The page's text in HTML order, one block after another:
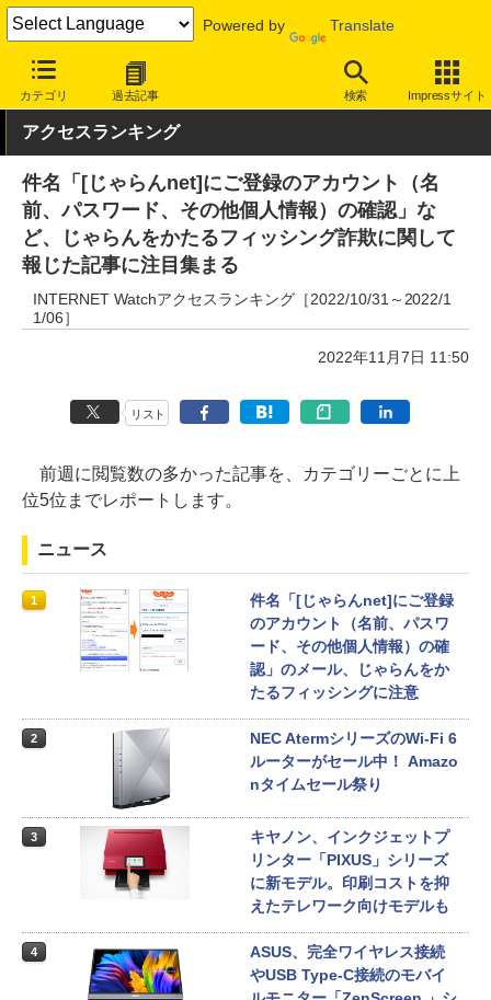
Powered by Translate
カテゴリ 過去記事 検索 Impressサイト
INTERNET Watch トピック その他
アクセスランキング
件名「[じゃらんnet]にご登録のアカウント（名
前、パスワード、その他個人情報）の確認」な
ど、じゃらんをかたるフィッシング詐欺に関して
報じた記事に注目集まる
INTERNET Watchアクセスランキング［2022/10/31～2022/1
1/06］
2022年11月7日 11:50
リスト
前週に閲覧数の多かった記事を、カテゴリーごとに上
位5位までレポートします。
ニュース
1
件名「[じゃらんnet]にご登録
のアカウント（名前、パスワ
ード、その他個人情報）の確
認」のメール、じゃらんをか
たるフィッシングに注意
2
NEC AtermシリーズのWi-Fi 6
ルーターがセール中！ Amazo
nタイムセール祭り
3
キヤノン、インクジェットプ
リンター「PIXUS」シリーズ
に新モデル。印刷コストを抑
えたテレワーク向けモデルも
4
ASUS、完全ワイヤレス接続
やUSB Type-C接続のモバイ